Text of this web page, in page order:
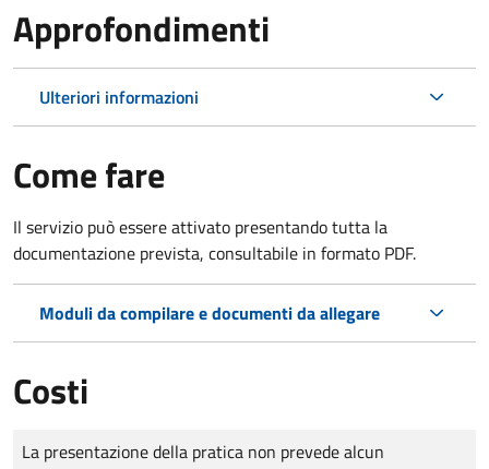
Approfondimenti
Ulteriori informazioni
Come fare
Il servizio può essere attivato presentando tutta la
documentazione prevista, consultabile in formato PDF.
Moduli da compilare e documenti da allegare
Costi
Tipo di pagamento
Importo
La presentazione della pratica non prevede alcun